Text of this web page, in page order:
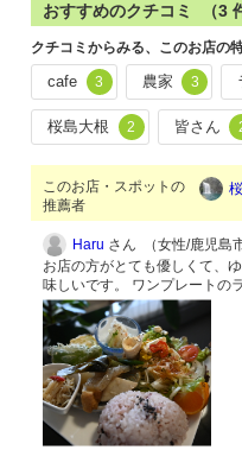
おすすめのクチコミ （3
クチコミからみる、このお店の
cafe 3 農家 3
桜島大根 2 皆さん
このお店・スポットの
推薦者
Haru さん （女性/鹿児島
お店の方がとても優しくて、
味しいです。 ワンプレートの